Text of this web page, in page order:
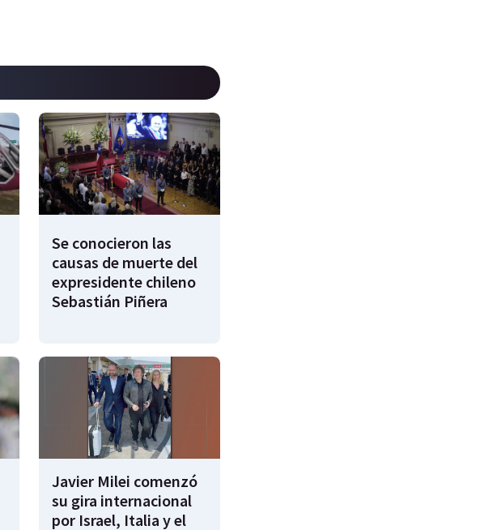
Se conocieron las
causas de muerte del
expresidente chileno
Sebastián Piñera
Javier Milei comenzó
su gira internacional
por Israel, Italia y el